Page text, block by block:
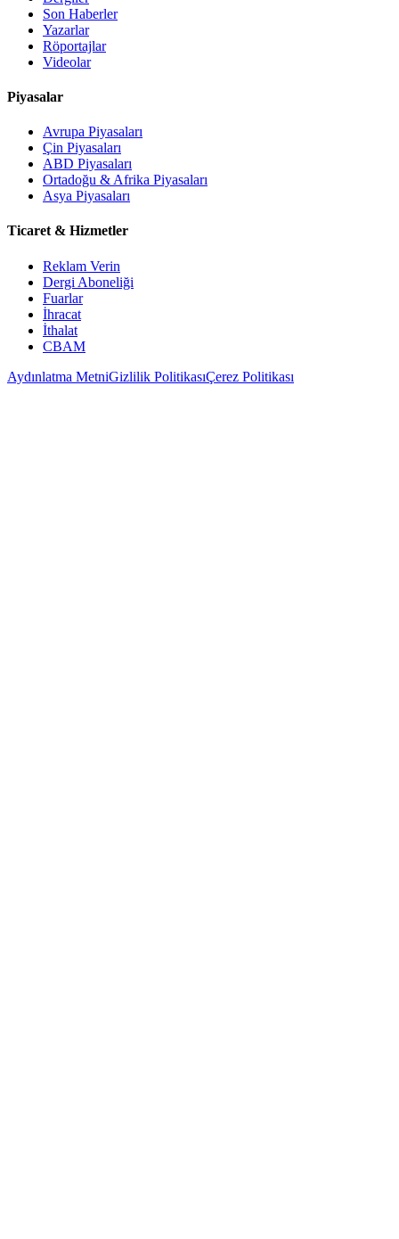
Son Haberler
Yazarlar
Röportajlar
Videolar
Piyasalar
Avrupa Piyasaları
Çin Piyasaları
ABD Piyasaları
Ortadoğu & Afrika Piyasaları
Asya Piyasaları
Ticaret & Hizmetler
Reklam Verin
Dergi Aboneliği
Fuarlar
İhracat
İthalat
CBAM
Aydınlatma MetniGizlilik PolitikasıÇerez Politikası